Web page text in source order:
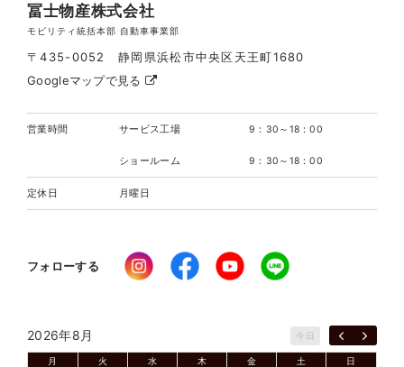
冨士物産株式会社
モビリティ統括本部 自動車事業部
〒435-0052 静岡県浜松市中央区天王町1680
Googleマップで見る
営業時間 サービス工場 9：30～18：00
ショールーム 9：30～18：00
定休日 月曜日
フォローする
2026年8月 今日
月 火 水 木 金 土
日